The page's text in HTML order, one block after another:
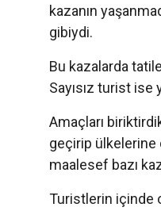
kazanın
gibiydi.
Bu kazalarda
Sayısız turist ise
Amaçları
geçirip
maalesef bazı
Turistlerin içinde